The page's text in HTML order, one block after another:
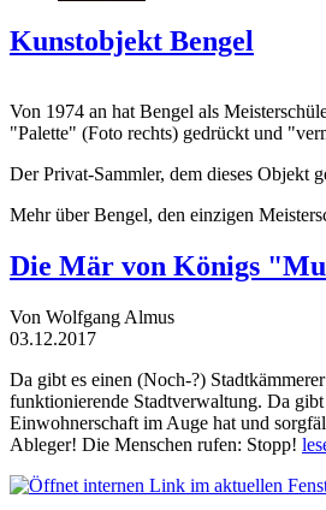
Kunstobjekt Bengel
Von 1974 an hat Bengel als
"Palette" (Foto rechts) gedrückt und
Der Privat-Sammler, dem dieses Objekt
Mehr über Bengel, den einzigen
Die Mär von Königs
Von Wolfgang Almus
03.12.2017
Da gibt es einen (Noch-?)
funktionierende Stadtverwaltung. Da
Einwohnerschaft im Auge hat und
Ableger! Die Menschen rufen: Stopp!